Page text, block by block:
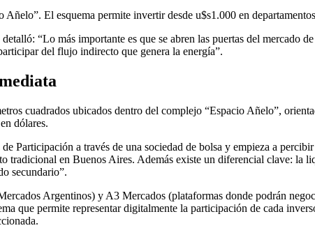
El esquema permite invertir desde u$s1.000 en
“Lo más importante es que se abren las puertas del mercado
del flujo indirecto que genera la energía”.
cuadrados ubicados dentro del complejo “Espacio Añelo”,
dólares.
Participación a través de una sociedad de bolsa y empieza a
tradicional en Buenos Aires. Además existe un diferencial clave: la
secundario”.
Argentinos) y A3 Mercados (plataformas donde podrán
que permite representar digitalmente la participación de cada